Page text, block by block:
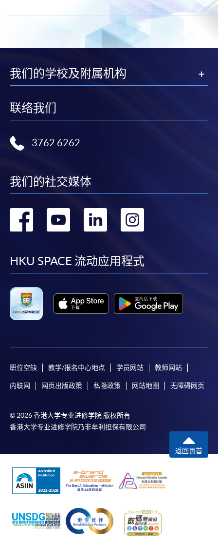
Certificate for Module (Business Intelligence and Data Automation)
Certificate for Module (Business Analytics and Web Scraping)
Executive Certificate in Interpretation and Visualization of Business Big
Data
Visualization
Big Data and FinTech Executive Workshop Series - Applied AI and
我们的学校及附属机构
联络我们
3762 6262
我们的社交媒体
转
facebook
转
youtube
转
linkedin
HKU SPACE 流动应用程式
职位空缺 教学/报名中心地点 学员网站 教师网站
内联网 网页出版政策 私隐政策 网站地图 无障碍网页
© 2026 香港大学专业进修学院 版权所有
香港大学专业进修学院乃非牟利担保有限公司
返回页首